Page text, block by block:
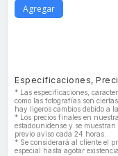
Agregar
Especificaciones,
* Las especificaciones,
como las fotografías son
hay ligeros cambios debido a
* Los precios finales en
estadounidense y se
previo aviso cada 24 horas.
* Se considerará al cliente el
especial hasta agotar